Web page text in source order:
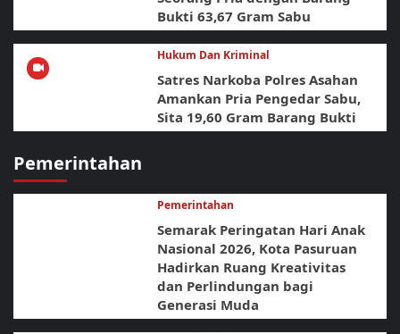
Bukti 63,67 Gram Sabu
Hukum Dan Kriminal
Satres Narkoba Polres Asahan
Amankan Pria Pengedar Sabu,
Sita 19,60 Gram Barang Bukti
Pemerintahan
Pemerintahan
Semarak Peringatan Hari Anak
Nasional 2026, Kota Pasuruan
Hadirkan Ruang Kreativitas
dan Perlindungan bagi
Generasi Muda